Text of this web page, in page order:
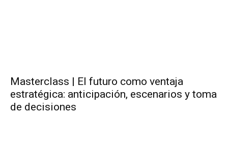
Masterclass | El futuro como ventaja
estratégica: anticipación, escenarios y toma
de decisiones